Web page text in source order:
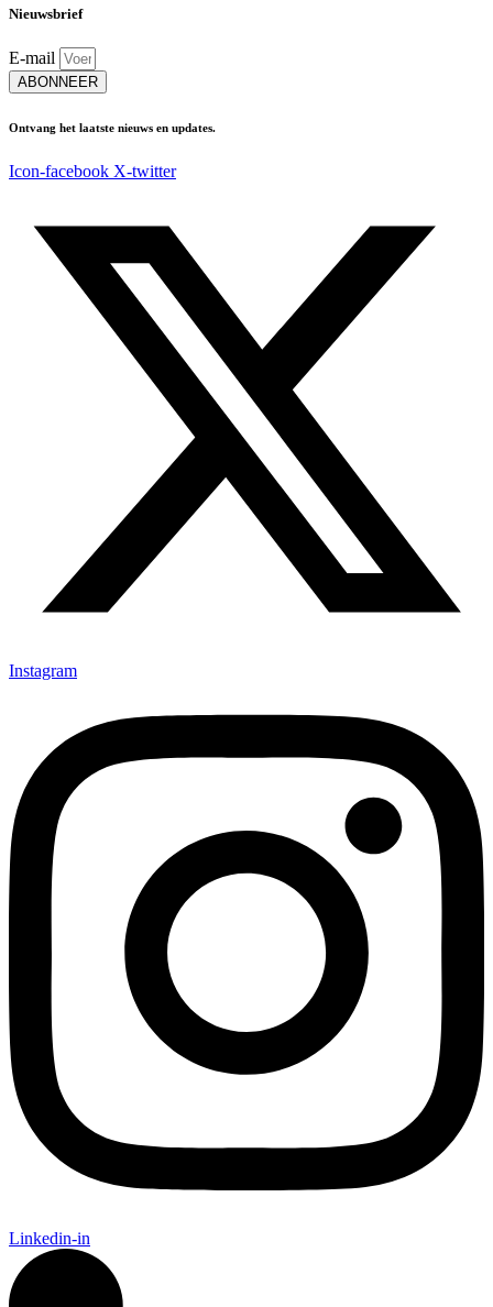
Nieuwsbrief
E-mail
ABONNEER
Ontvang het laatste nieuws en updates.
Icon-facebook X-twitter
Instagram
Linkedin-in